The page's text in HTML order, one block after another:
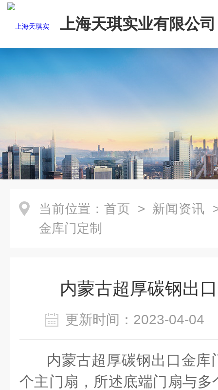
上海天琪实业有限公司
当前位置： 首页 > 新闻资讯
金库门定制
内蒙古超厚碳钢出
更新时间：2023-04-
内蒙古超厚碳钢出口金库
个主门扇，所述底端门扇与